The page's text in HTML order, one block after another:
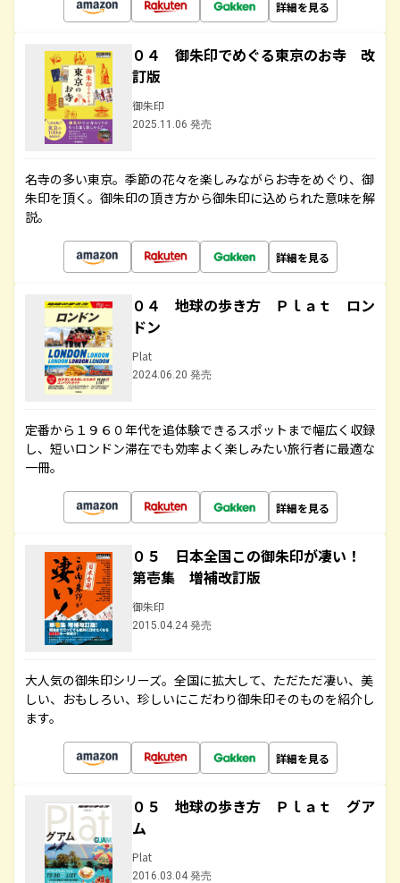
詳細を見る
０４ 御朱印でめぐる東京のお寺 改
訂版
御朱印
2025.11.06 発売
名寺の多い東京。季節の花々を楽しみながらお寺をめぐり、御
朱印を頂く。御朱印の頂き方から御朱印に込められた意味を解
説。
詳細を見る
０４ 地球の歩き方 Ｐｌａｔ ロン
ドン
Plat
2024.06.20 発売
定番から１９６０年代を追体験できるスポットまで幅広く収録
し、短いロンドン滞在でも効率よく楽しみたい旅行者に最適な
一冊。
詳細を見る
０５ 日本全国この御朱印が凄い！
第壱集 増補改訂版
御朱印
2015.04.24 発売
大人気の御朱印シリーズ。全国に拡大して、ただただ凄い、美
しい、おもしろい、珍しいにこだわり御朱印そのものを紹介し
ます。
詳細を見る
０５ 地球の歩き方 Ｐｌａｔ グア
ム
Plat
2016.03.04 発売